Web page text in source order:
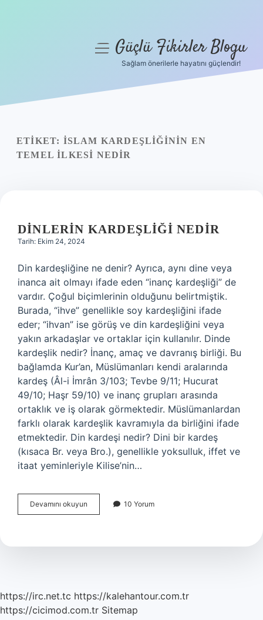
Yasal Uyarı
menüyüGüçlü Fikirler Blogu
Sağlam önerilerle hayatını güçlendir!
ETIKET: İSLAM KARDEŞLIĞININ EN
TEMEL ILKESI NEDIR
DINLERIN KARDEŞLIĞI NEDIR
Tarih: Ekim 24, 2024
Din kardeşliğine ne denir? Ayrıca, aynı dine veya
inanca ait olmayı ifade eden “inanç kardeşliği” de
vardır. Çoğul biçimlerinin olduğunu belirtmiştik.
Burada, “ihve” genellikle soy kardeşliğini ifade
eder; “ihvan” ise görüş ve din kardeşliğini veya
yakın arkadaşlar ve ortaklar için kullanılır. Dinde
kardeşlik nedir? İnanç, amaç ve davranış birliği. Bu
bağlamda Kur’an, Müslümanları kendi aralarında
kardeş (Âl-i İmrân 3/103; Tevbe 9/11; Hucurat
49/10; Haşr 59/10) ve inanç grupları arasında
ortaklık ve iş olarak görmektedir. Müslümanlardan
farklı olarak kardeşlik kavramıyla da birliğini ifade
etmektedir. Din kardeşi nedir? Dini bir kardeş
(kısaca Br. veya Bro.), genellikle yoksulluk, iffet ve
itaat yeminleriyle Kilise’nin…
Devamını okuyun
Kardeşliği
10 Yorum
https://irc.net.tc https://kalehantour.com.tr
https://cicimod.com.tr Sitemap